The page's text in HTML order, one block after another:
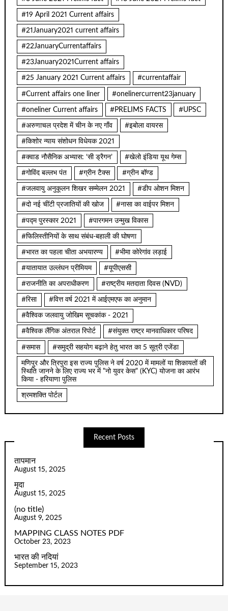
#19 April 2021 Current affairs
#21January2021 current affairs
#22JanuaryCurrentaffairs
#23January2021Current affairs
#25 January 2021 Current affairs #currentaffair
#Current affairs one liner #onelinercurrent23january
#oneliner Current affairs #PRELIMS FACTS #UPSC
#अरुणाचल प्रदेश में चीन के नए गाँव #इबोला वायरस
#किशोर न्याय संशोधन विधेयक 2021
#क्वाड नौसैनिक अभ्यास: ‘सी ड्रैगन’ #खेलो इंडिया यूथ गेम्स
#गोविंद बल्लभ पंत #ग्रीन टैक्स #ग्रीन बॉण्ड
#जलवायु अनुकूलन शिखर सम्मेलन 2021 #डीप ओशन मिशन
#दो नई चींटी प्रजातियों की खोज #नासा का वाईपर मिशन
#पद्म पुरस्कार 2021 #पारगमन उन्मुख विकास
#फिलिस्तीनियों के साथ संबंध-बहाली की घोषणा
#भारत का पहला चीता अभयारण्य #भीमा कोरेगांव लड़ाई
#यातायात उल्लंघन प्रीमियम #यूपीएससी
#राजनीति का अपराधीकरण #राष्ट्रीय मतदाता दिवस (NVD)
#रिसा #वित्त वर्ष 2021 में आईएमएफ का अनुमान
#वैश्विक जलवायु जोखिम सूचकांक - 2021
#वैश्विक लैंगिक अंतराल रिपोर्ट #संयुक्त राष्ट्र मानवाधिकार परिषद
#समास #समुद्री सहयोग बढ़ाने हेतु भारत का 5 सूत्री एजेंडा
मणिपुर और त्रिपुरा इस राज्य पुलिस ने वर्ष 2020 में मामलों या शिकायतों की
स्थिति जानने के लिए राज्य भर में "नो युवर केस" (KYC) योजना का आरंभ
किया - हरियाणा पुलिस
श्रमशक्ति पोर्टल
Recent Posts
तापमान
August 15, 2025
मृदा
August 15, 2025
(no title)
August 9, 2025
MAPPING CLASS NOTES PDF
October 23, 2023
भारत की नदियां
September 15, 2023